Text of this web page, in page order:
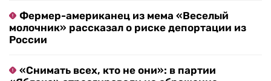
Фермер-американец из мема «Веселый
молочник» рассказал о риске депортации из
России
«Снимать всех, кто не они»: в партии